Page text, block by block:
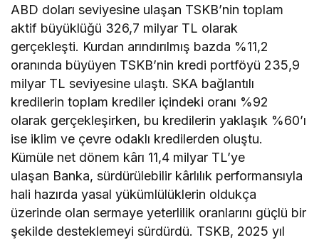
ABD doları seviyesine ulaşan TSKB’nin toplam
aktif büyüklüğü 326,7 milyar TL olarak
gerçekleşti. Kurdan arındırılmış bazda %11,2
oranında büyüyen TSKB’nin kredi portföyü 235,9
milyar TL seviyesine ulaştı. SKA bağlantılı
kredilerin toplam krediler içindeki oranı %92
olarak gerçekleşirken, bu kredilerin yaklaşık %60’ı
ise iklim ve çevre odaklı kredilerden oluştu.
Kümüle net dönem kârı 11,4 milyar TL’ye
ulaşan Banka, sürdürülebilir kârlılık performansıyla
hali hazırda yasal yükümlülüklerin oldukça
üzerinde olan sermaye yeterlilik oranlarını güçlü bir
şekilde desteklemeyi sürdürdü. TSKB, 2025 yıl